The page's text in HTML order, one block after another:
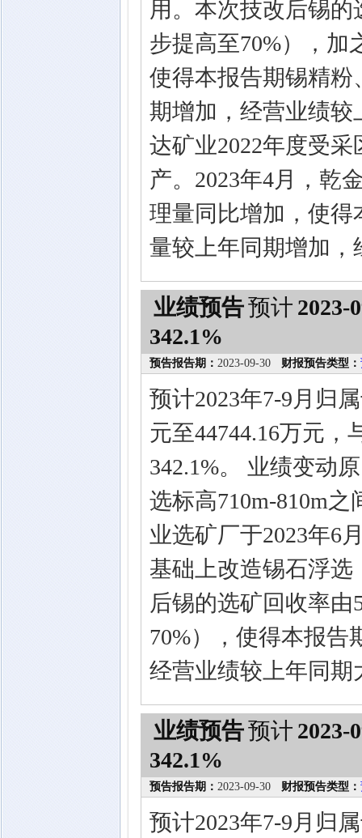
用。本次技改后锡的
步提高至70%），加
使得本报告期锡精
期增加，经营业绩较
达矿业2022年度受
产。2023年4月，乾
理量同比增加，使
量较上年同期增加
业绩预告预计 2023-
342.1%
预告报告期： 2023-09-30 财报预告类型：
预计2023年7-9月归
元至44744.16万元，
342.1%。 业绩变动
选标高710m-810m
业选矿厂于2023年6
基础上改造锡石浮选
后锡的选矿回收率由
70%），使得本报告
经营业绩较上年同期
业绩预告预计 2023-
342.1%
预告报告期： 2023-09-30 财报预告类型：
预计2023年7-9月归